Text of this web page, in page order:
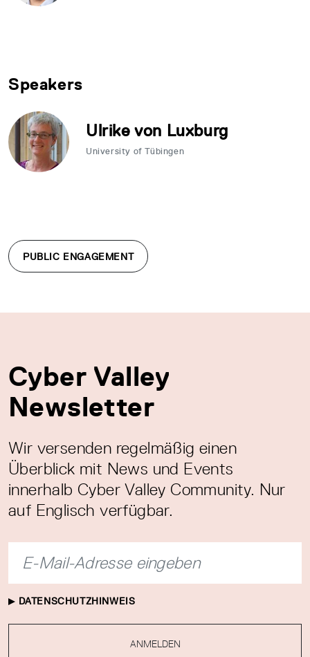
Speakers
Ulrike von Luxburg
University of Tübingen
PUBLIC ENGAGEMENT
Cyber Valley
Newsletter
Wir versenden regelmäßig einen
Überblick mit News und Events
innerhalb Cyber Valley Community. Nur
auf Englisch verfügbar.
DATENSCHUTZHINWEIS
ANMELDEN